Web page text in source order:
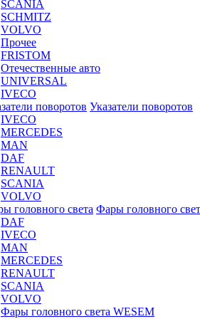
SCANIA
SCHMITZ
VOLVO
Прочее
FRISTOM
Отечественные авто
UNIVERSAL
IVECO
Указатели поворотов
IVECO
MERCEDES
MAN
DAF
RENAULT
SCANIA
VOLVO
Фары головного
DAF
IVECO
MAN
MERCEDES
RENAULT
SCANIA
VOLVO
Фары головного света WESEM